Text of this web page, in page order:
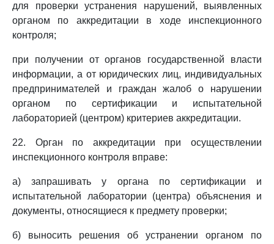
для проверки устранения нарушений, выявленных
органом по аккредитации в ходе инспекционного
контроля;
при получении от органов государственной власти
информации, а от юридических лиц, индивидуальных
предпринимателей и граждан жалоб о нарушении
органом по сертификации и испытательной
лабораторией (центром) критериев аккредитации.
22. Орган по аккредитации при осуществлении
инспекционного контроля вправе:
а) запрашивать у органа по сертификации и
испытательной лаборатории (центра) объяснения и
документы, относящиеся к предмету проверки;
б) выносить решения об устранении органом по